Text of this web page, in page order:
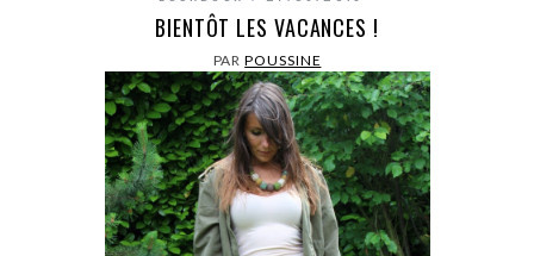
BIENTÔT LES VACANCES !
PARPOUSSINE